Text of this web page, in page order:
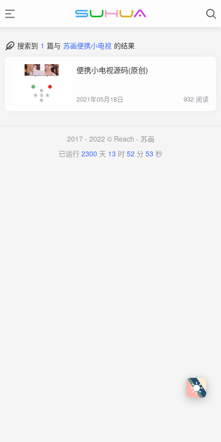
搜索到 1 篇与 苏画便携小电视 的结果
便携小电视源码(原创)
2021年05月18日 932 阅读
2017 - 2022 © Reach - 苏画
已运行 2300 天 13 时 52 分 53 秒